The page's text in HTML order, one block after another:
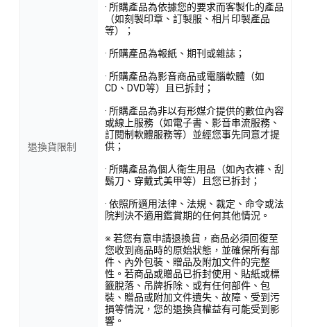
退換貨限制
· 所購產品為依據您的要求而客製化的產品
（如刻製印章、訂製服、相片印製產品
等）；
· 所購產品為報紙、期刊或雜誌；
· 所購產品為影音商品或電腦軟體（如
CD、DVD等）且已拆封；
· 所購產品為非以有形媒介提供的數位內容
或線上服務（如電子書、影音串流服務、
訂閱制軟體服務等）並經您事先同意才提
供；
· 所購產品為個人衛生用品（如內衣褲、刮
鬍刀、穿戴式美甲等）且您已拆封；
· 依照所適用法律、法規、裁定、命令或法
院判決不適用鑑賞期的任何其他情況。
※ 若您有意申請退換貨，商品必須回復至
您收到商品時的原始狀態，並確保所有部
件、內外包裝、贈品及附加文件的完整
性。若商品或贈品已拆封使用、貼紙或標
籤脫落、吊牌拆除、或有任何部件、包
裝、贈品或附加文件遺失、故障、受到污
損等情況，您的退換貨權益有可能受到影
響。